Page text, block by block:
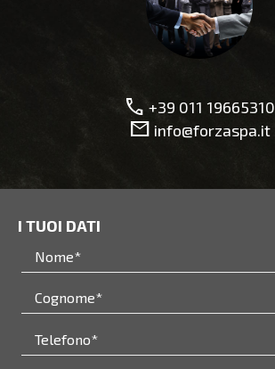
call +39 011 19665310
mail info@forzaspa.it
I TUOI DATI